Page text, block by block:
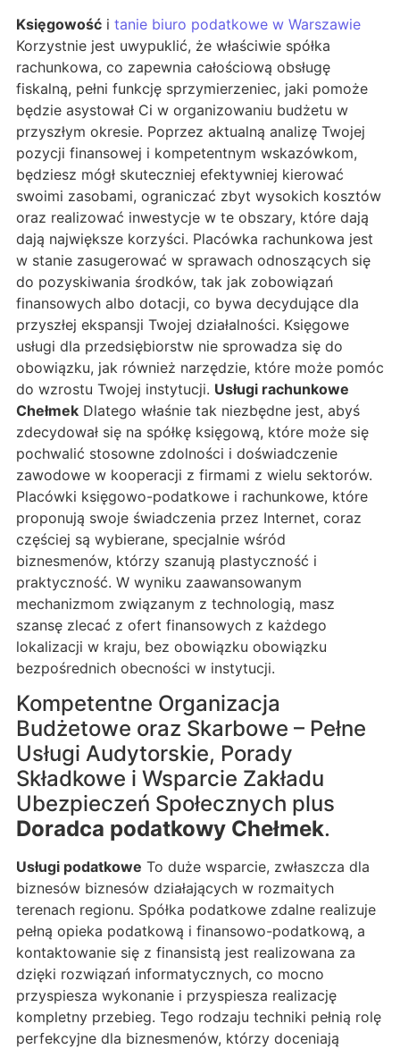
Księgowość i tanie biuro podatkowe w Warszawie
Korzystnie jest uwypuklić, że właściwie spółka
rachunkowa, co zapewnia całościową obsługę
fiskalną, pełni funkcję sprzymierzeniec, jaki pomoże
będzie asystował Ci w organizowaniu budżetu w
przyszłym okresie. Poprzez aktualną analizę Twojej
pozycji finansowej i kompetentnym wskazówkom,
będziesz mógł skuteczniej efektywniej kierować
swoimi zasobami, ograniczać zbyt wysokich kosztów
oraz realizować inwestycje w te obszary, które dają
dają największe korzyści. Placówka rachunkowa jest
w stanie zasugerować w sprawach odnoszących się
do pozyskiwania środków, tak jak zobowiązań
finansowych albo dotacji, co bywa decydujące dla
przyszłej ekspansji Twojej działalności. Księgowe
usługi dla przedsiębiorstw nie sprowadza się do
obowiązku, jak również narzędzie, które może pomóc
do wzrostu Twojej instytucji. Usługi rachunkowe
Chełmek Dlatego właśnie tak niezbędne jest, abyś
zdecydował się na spółkę księgową, które może się
pochwalić stosowne zdolności i doświadczenie
zawodowe w kooperacji z firmami z wielu sektorów.
Placówki księgowo-podatkowe i rachunkowe, które
proponują swoje świadczenia przez Internet, coraz
częściej są wybierane, specjalnie wśród
biznesmenów, którzy szanują plastyczność i
praktyczność. W wyniku zaawansowanym
mechanizmom związanym z technologią, masz
szansę zlecać z ofert finansowych z każdego
lokalizacji w kraju, bez obowiązku obowiązku
bezpośrednich obecności w instytucji.
Kompetentne Organizacja
Budżetowe oraz Skarbowe – Pełne
Usługi Audytorskie, Porady
Składkowe i Wsparcie Zakładu
Ubezpieczeń Społecznych plus
Doradca podatkowy Chełmek.
Usługi podatkowe To duże wsparcie, zwłaszcza dla
biznesów biznesów działających w rozmaitych
terenach regionu. Spółka podatkowe zdalne realizuje
pełną opieka podatkową i finansowo-podatkową, a
kontaktowanie się z finansistą jest realizowana za
dzięki rozwiązań informatycznych, co mocno
przyspiesza wykonanie i przyspiesza realizację
kompletny przebieg. Tego rodzaju techniki pełnią rolę
perfekcyjne dla biznesmenów, którzy doceniają